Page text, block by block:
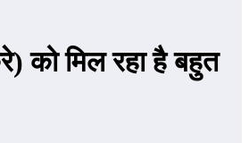
को मिल रहा है बहुत